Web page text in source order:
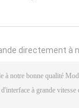
directement à